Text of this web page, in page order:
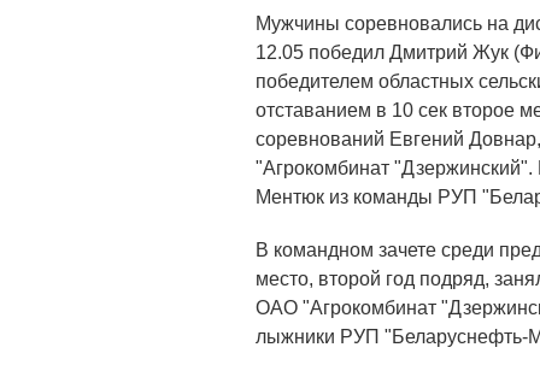
Мужчины соревновались на
12.05 победил Дмитрий Жук
победителем областных
отставанием в 10 сек второе
соревнований Евгений
"Агрокомбинат
Ментюк из команды РУП
В командном зачете среди
место, второй год подряд,
ОАО "Агрокомбинат
лыжники РУП "Беларуснефть-